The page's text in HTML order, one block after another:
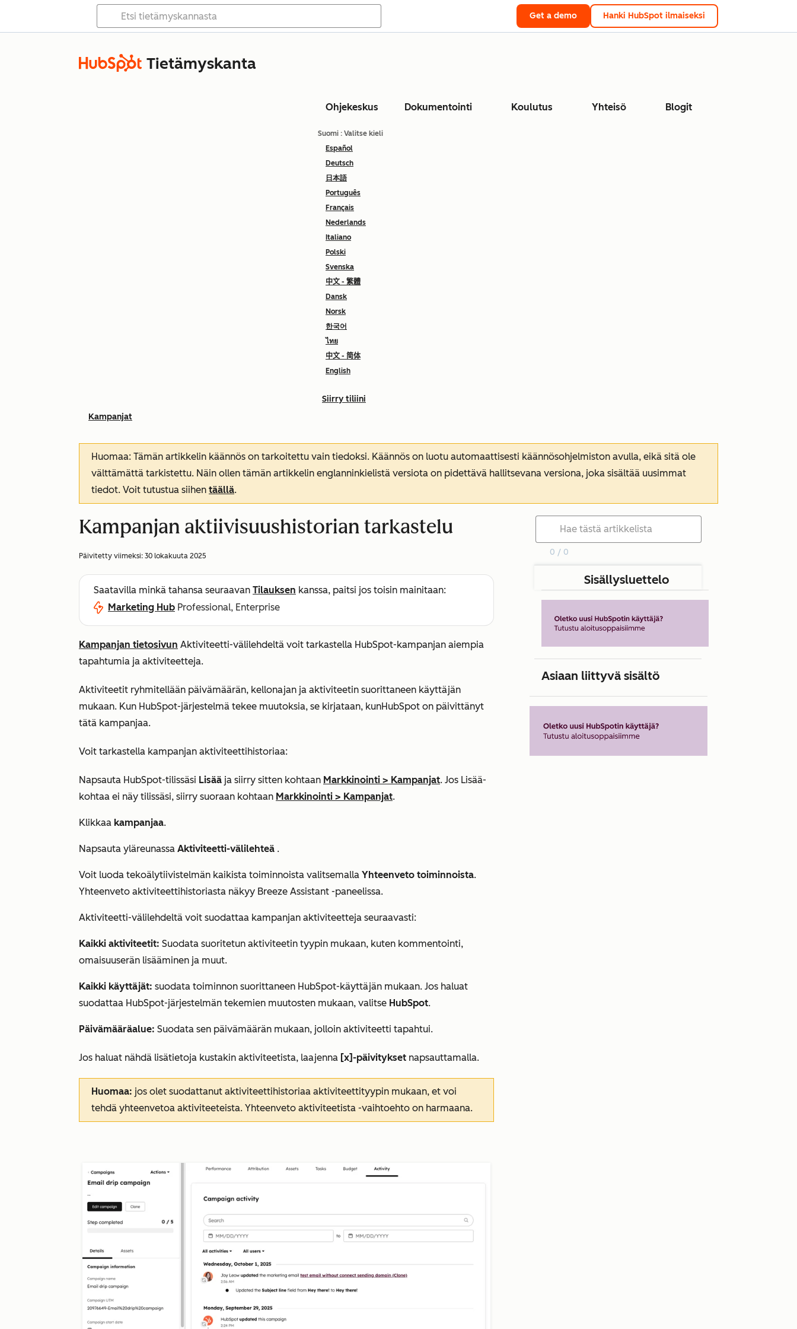
Get a demo Hanki HubSpot ilmaiseksi
Tietämyskanta
Ohjekeskus Dokumentointi Koulutus Yhteisö Blogit
Suomi : Valitse kieli
Español
Deutsch
日本語
Português
Français
Nederlands
Italiano
Polski
Svenska
中文 - 繁體
Dansk
Norsk
한국어
ไทย
中文 - 简体
English
Siirry tiliini
Kampanjat
Huomaa: Tämän artikkelin käännös on tarkoitettu vain tiedoksi. Käännös on luotu automaattisesti käännösohjelmiston avulla, eikä sitä ole
välttämättä tarkistettu. Näin ollen tämän artikkelin englanninkielistä versiota on pidettävä hallitsevana versiona, joka sisältää uusimmat
tiedot. Voit tutustua siihen täällä.
Kampanjan aktiivisuushistorian tarkastelu
Päivitetty viimeksi: 30 lokakuuta 2025
Saatavilla minkä tahansa seuraavan Tilauksen kanssa, paitsi jos toisin mainitaan:
Marketing Hub Professional, Enterprise
Kampanjan tietosivun Aktiviteetti-välilehdeltä voit tarkastella HubSpot-kampanjan aiempia
tapahtumia ja aktiviteetteja.
Aktiviteetit ryhmitellään päivämäärän, kellonajan ja aktiviteetin suorittaneen käyttäjän
mukaan. Kun HubSpot-järjestelmä tekee muutoksia, se kirjataan, kunHubSpot on päivittänyt
tätä kampanjaa.
Voit tarkastella kampanjan aktiviteettihistoriaa:
Napsauta HubSpot-tilissäsi Lisää ja siirry sitten kohtaan Markkinointi > Kampanjat. Jos Lisää-
kohtaa ei näy tilissäsi, siirry suoraan kohtaan Markkinointi > Kampanjat.
Klikkaa kampanjaa.
Napsauta yläreunassa Aktiviteetti-välilehteä .
Voit luoda tekoälytiivistelmän kaikista toiminnoista valitsemalla Yhteenveto toiminnoista.
Yhteenveto aktiviteettihistoriasta näkyy Breeze Assistant -paneelissa.
Aktiviteetti-välilehdeltä voit suodattaa kampanjan aktiviteetteja seuraavasti:
Kaikki aktiviteetit: Suodata suoritetun aktiviteetin tyypin mukaan, kuten kommentointi,
omaisuuserän lisääminen ja muut.
Kaikki käyttäjät: suodata toiminnon suorittaneen HubSpot-käyttäjän mukaan. Jos haluat
suodattaa HubSpot-järjestelmän tekemien muutosten mukaan, valitse HubSpot.
Päivämääräalue: Suodata sen päivämäärän mukaan, jolloin aktiviteetti tapahtui.
Jos haluat nähdä lisätietoja kustakin aktiviteetista, laajenna [x]-päivitykset napsauttamalla.
Huomaa: jos olet suodattanut aktiviteettihistoriaa aktiviteettityypin mukaan, et voi
tehdä yhteenvetoa aktiviteeteista. Yhteenveto aktiviteetista -vaihtoehto on harmaana.
0 / 0
Sisällysluettelo
Asiaan liittyvä sisältö